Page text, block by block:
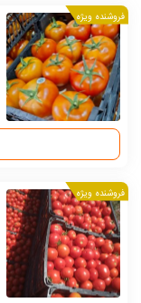
فروشنده ویژه
فروشنده ویژه